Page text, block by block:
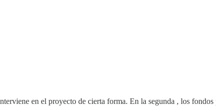
en el proyecto de cierta forma. En la segunda , los